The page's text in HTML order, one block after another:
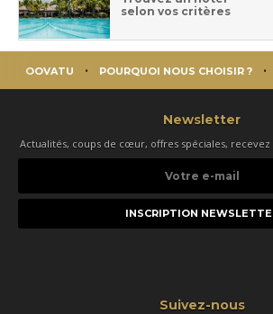
selon vos critères
OOVATU POURQUOI NOUS CHOISIR ?
Newsletter
Actualités, coups de cœur, offres spéciales,
e-
Suivez-nous